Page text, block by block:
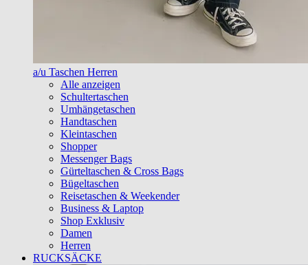
a/u Taschen Herren
Alle anzeigen
Schultertaschen
Umhängetaschen
Handtaschen
Kleintaschen
Shopper
Messenger Bags
Gürteltaschen & Cross Bags
Bügeltaschen
Reisetaschen & Weekender
Business & Laptop
Shop Exklusiv
Damen
Herren
RUCKSÄCKE